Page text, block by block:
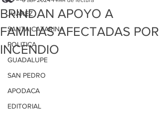
JUAREZ
SANTA CATARINA
POLITICA
GUADALUPE
SAN PEDRO
APODACA
EDITORIAL
BRINDAN APOYO A
FAMILIAS AFECTADAS POR
INCENDIO